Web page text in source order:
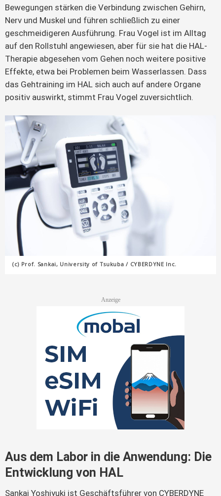
Bewegungen stärken die Verbindung zwischen Gehirn,
Nerv und Muskel und führen schließlich zu einer
geschmeidigeren Ausführung. Frau Vogel ist im Alltag
auf den Rollstuhl angewiesen, aber für sie hat die HAL-
Therapie abgesehen vom Gehen noch weitere positive
Effekte, etwa bei Problemen beim Wasserlassen. Dass
das Gehtraining im HAL sich auch auf andere Organe
positiv auswirkt, stimmt Frau Vogel zuversichtlich.
(c) Prof. Sankai, University of Tsukuba / CYBERDYNE Inc.
Aus dem Labor in die Anwendung: Die
Entwicklung von HAL
Sankai Yoshiyuki ist Geschäftsführer von CYBERDYNE